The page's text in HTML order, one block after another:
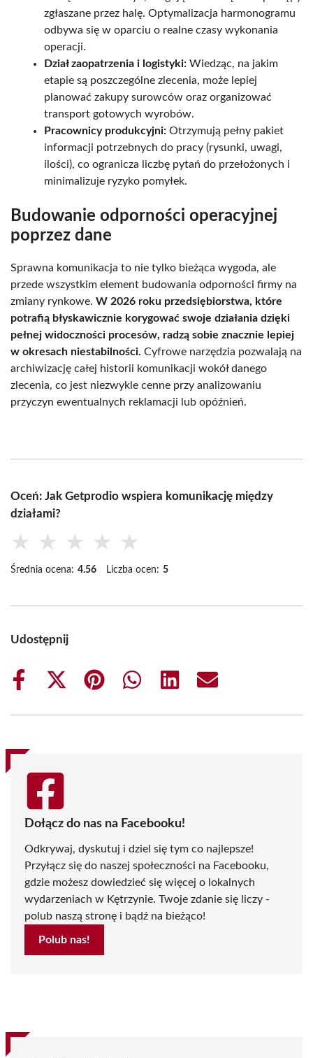
zgłaszane przez halę. Optymalizacja harmonogramu
odbywa się w oparciu o realne czasy wykonania
operacji.
Dział zaopatrzenia i logistyki: Wiedząc, na jakim
etapie są poszczególne zlecenia, może lepiej
planować zakupy surowców oraz organizować
transport gotowych wyrobów.
Pracownicy produkcyjni: Otrzymują pełny pakiet
informacji potrzebnych do pracy (rysunki, uwagi,
ilości), co ogranicza liczbę pytań do przełożonych i
minimalizuje ryzyko pomyłek.
Budowanie odporności operacyjnej
poprzez dane
Sprawna komunikacja to nie tylko bieżąca wygoda, ale
przede wszystkim element budowania odporności firmy na
zmiany rynkowe. W 2026 roku przedsiębiorstwa, które
potrafią błyskawicznie korygować swoje działania dzięki
pełnej widoczności procesów, radzą sobie znacznie lepiej
w okresach niestabilności. Cyfrowe narzędzia pozwalają na
archiwizację całej historii komunikacji wokół danego
zlecenia, co jest niezwykle cenne przy analizowaniu
przyczyn ewentualnych reklamacji lub opóźnień.
Oceń: Jak Getprodio wspiera komunikację między
działami?
★ ★ ★ ★ ★
Średnia ocena: 4.56 Liczba ocen: 5
Udostępnij
Share
Share
(Twitter)
Share
Share
Share
Share
Dołącz do nas na Facebooku!
Odkrywaj, dyskutuj i dziel się tym co najlepsze!
Przyłącz się do naszej społeczności na Facebooku,
gdzie możesz dowiedzieć się więcej o lokalnych
wydarzeniach w Kętrzynie. Twoje zdanie się liczy -
polub naszą stronę i bądź na bieżąco!
Polub nas!